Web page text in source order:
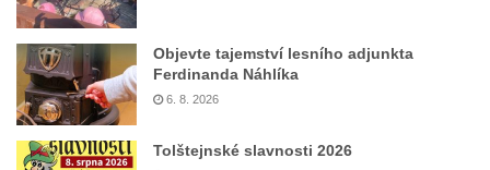
Pamětní deska na biskupské rezidenci v
Českých Budějovicích
Pamětní deska Josefa Hloucha na
biskupské rezidenci v Českých
Objevte tajemství lesního adjunkta
Ferdinanda Náhlíka
6. 8. 2026
Tolštejnské slavnosti 2026